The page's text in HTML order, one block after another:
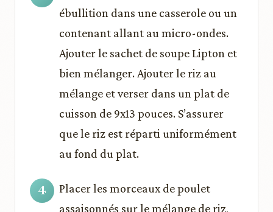
ébullition dans une casserole ou un
contenant allant au micro-ondes.
Ajouter le sachet de soupe Lipton et
bien mélanger. Ajouter le riz au
mélange et verser dans un plat de
cuisson de 9x13 pouces. S’assurer
que le riz est réparti uniformément
au fond du plat.
Placer les morceaux de poulet
assaisonnés sur le mélange de riz,